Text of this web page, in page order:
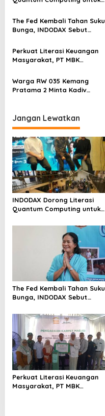
o
s
Blockchain
The Fed Kembali Tahan Suku
Bunga, INDODAX Sebut
Sentimen Pasar
Perkuat Literasi Keuangan
Masyarakat, PT MBK
Karpet Masjid di Pakuhaji
Warga RW 035 Kemang
Pratama 2 Minta Kadiv
Metro Bekasi Kota
Jangan Lewatkan
INDODAX Dorong Literasi
Quantum Computing untuk
Blockchain
The Fed Kembali Tahan Suku
Bunga, INDODAX Sebut
Sentimen Pasar
Perkuat Literasi Keuangan
Masyarakat, PT MBK